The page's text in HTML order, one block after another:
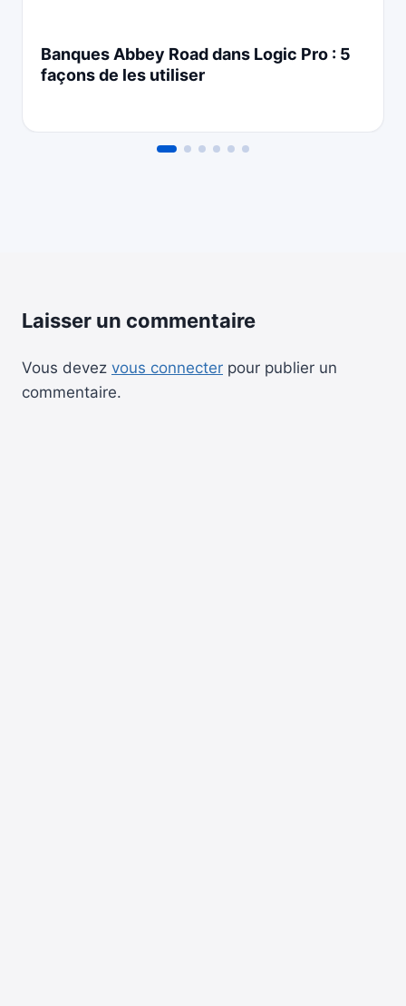
Banques Abbey Road dans Logic Pro : 5
façons de les utiliser
Laisser un commentaire
Vous devez vous connecter pour publier un
commentaire.